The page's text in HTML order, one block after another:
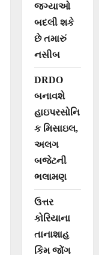
જગ્યાઓ
બદલી શકે
છે તમારું
નસીબ
DRDO
બનાવશે
હાઇપરસોનિ
ક મિસાઇલ,
અલગ
બજેટની
ભલામણ
ઉત્તર
કોરિયાના
તાનાશાહ
કિમ જોંગ